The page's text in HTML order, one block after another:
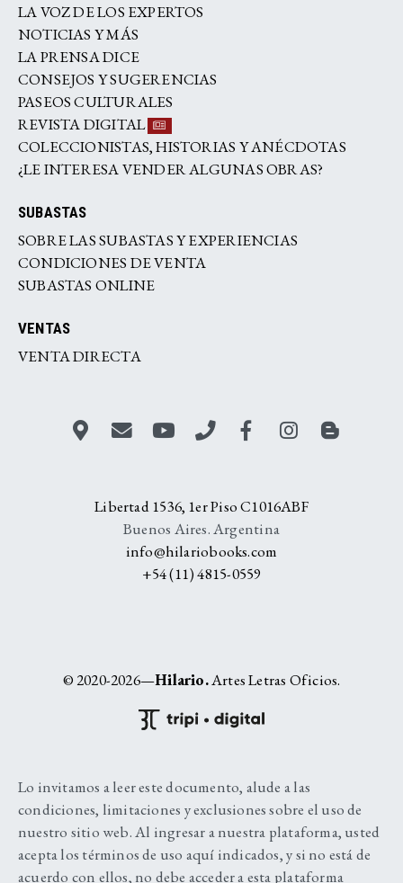
LA VOZ DE LOS EXPERTOS
NOTICIAS Y MÁS
LA PRENSA DICE
CONSEJOS Y SUGERENCIAS
PASEOS CULTURALES
REVISTA DIGITAL
COLECCIONISTAS, HISTORIAS Y ANÉCDOTAS
¿LE INTERESA VENDER ALGUNAS OBRAS?
SUBASTAS
SOBRE LAS SUBASTAS Y EXPERIENCIAS
CONDICIONES DE VENTA
SUBASTAS ONLINE
VENTAS
VENTA DIRECTA
Libertad 1536, 1er Piso C1016ABF
Buenos Aires. Argentina
info@hilariobooks.com
+54 (11) 4815-0559
© 2020-2026—Hilario.Artes Letras Oficios.
Lo invitamos a leer este documento, alude a las
condiciones, limitaciones y exclusiones sobre el uso de
nuestro sitio web. Al ingresar a nuestra plataforma, usted
acepta los términos de uso aquí indicados, y si no está de
acuerdo con ellos, no debe acceder a esta plataforma